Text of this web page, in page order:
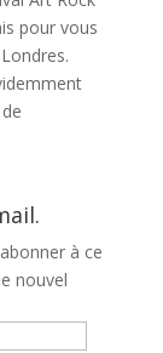
pour vous
à ce
nouvel